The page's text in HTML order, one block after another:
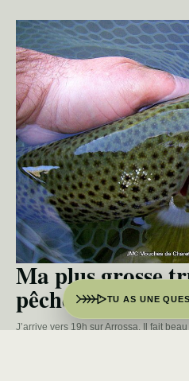
Ma plus grosse
pêchée à la
J’arrive vers 19h sur Arrossa. Il fait
TU AS UNE